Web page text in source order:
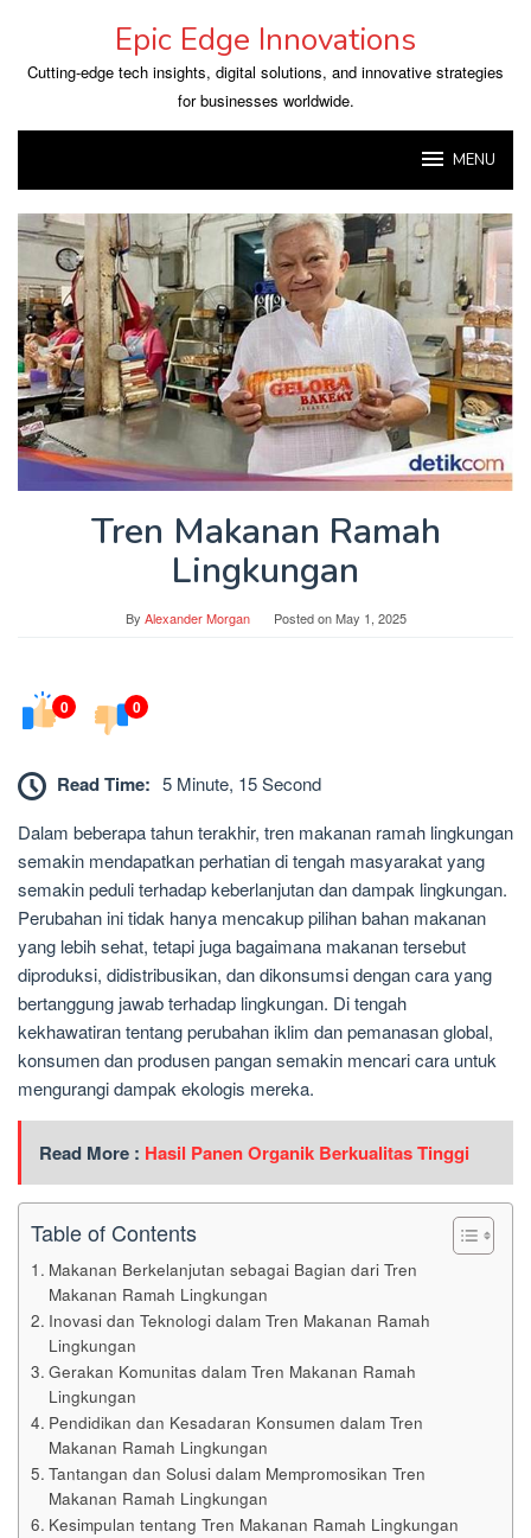
content
Epic Edge Innovations
Cutting-edge tech insights, digital solutions, and innovative strategies
for businesses worldwide.
MENU
Tren Makanan Ramah
Lingkungan
By Alexander Morgan Posted onMay 1, 2025
0 0
Read Time: 5 Minute, 15 Second
Dalam beberapa tahun terakhir, tren makanan ramah lingkungan
semakin mendapatkan perhatian di tengah masyarakat yang
semakin peduli terhadap keberlanjutan dan dampak lingkungan.
Perubahan ini tidak hanya mencakup pilihan bahan makanan
yang lebih sehat, tetapi juga bagaimana makanan tersebut
diproduksi, didistribusikan, dan dikonsumsi dengan cara yang
bertanggung jawab terhadap lingkungan. Di tengah
kekhawatiran tentang perubahan iklim dan pemanasan global,
konsumen dan produsen pangan semakin mencari cara untuk
mengurangi dampak ekologis mereka.
Read More : Hasil Panen Organik Berkualitas Tinggi
Table of Contents
Makanan Berkelanjutan sebagai Bagian dari Tren
Makanan Ramah Lingkungan
Inovasi dan Teknologi dalam Tren Makanan Ramah
Lingkungan
Gerakan Komunitas dalam Tren Makanan Ramah
Lingkungan
Pendidikan dan Kesadaran Konsumen dalam Tren
Makanan Ramah Lingkungan
Tantangan dan Solusi dalam Mempromosikan Tren
Makanan Ramah Lingkungan
Kesimpulan tentang Tren Makanan Ramah Lingkungan